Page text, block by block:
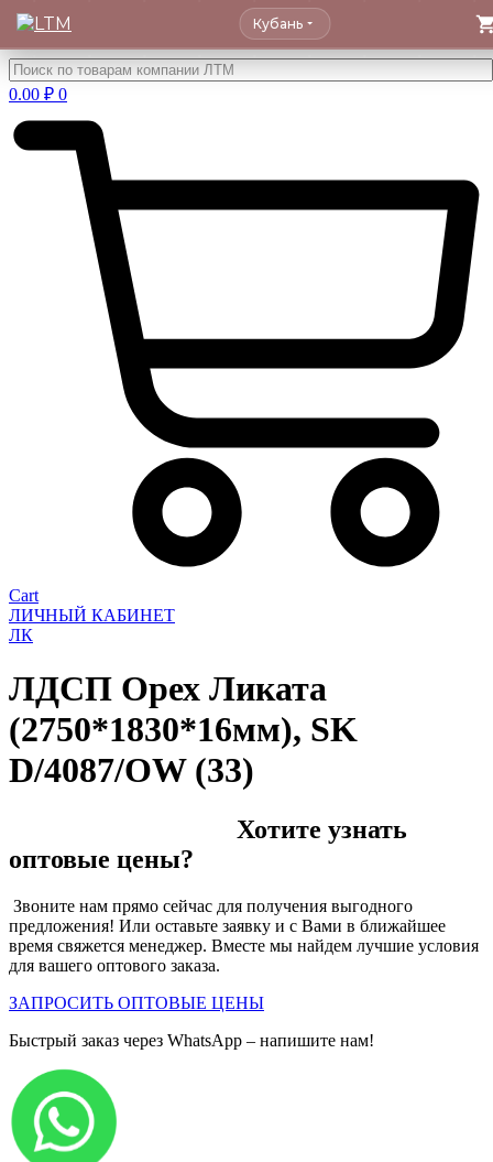
Перейти
к
содержимому
Кубань
0.00 ₽ 0
Cart
ЛИЧНЫЙ КАБИНЕТ
ЛК
ЛДСП Орех Ликата
(2750*1830*16мм), SK
D/4087/OW (33)
Хотите узнать
оптовые цены?
Звоните нам прямо сейчас для получения выгодного
предложения! Или оставьте заявку и с Вами в ближайшее
время свяжется менеджер. Вместе мы найдем лучшие условия
для вашего оптового заказа.
ЗАПРОСИТЬ ОПТОВЫЕ ЦЕНЫ
Быстрый заказ через WhatsApp – напишите нам!